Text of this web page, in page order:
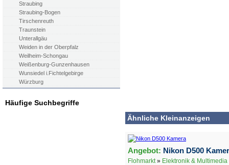
Straubing
Straubing-Bogen
Tirschenreuth
Traunstein
Unterallgäu
Weiden in der Oberpfalz
Weilheim-Schongau
Weißenburg-Gunzenhausen
Wunsiedel i.Fichtelgebirge
Würzburg
Häufige Suchbegriffe
Ähnliche Kleinanzeigen
Angebot: Nikon D500
Flohmarkt» Elektronik & Multimedia